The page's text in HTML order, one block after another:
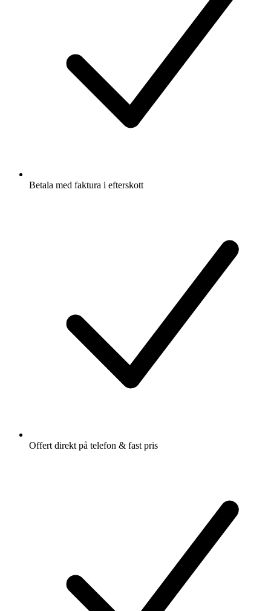
Betala med faktura i efterskott
Offert direkt på telefon & fast pris